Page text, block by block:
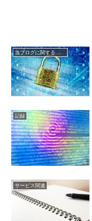
当ブログに関するお知らせ
記録
サービス関連